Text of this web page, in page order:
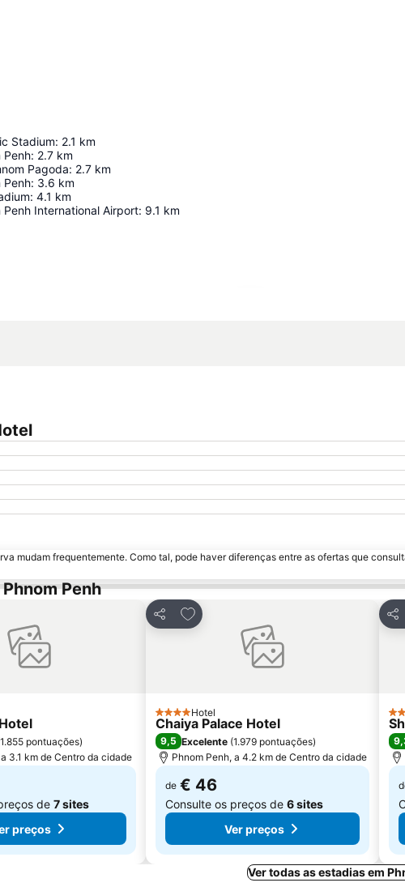
Stadium: 2.1 km
Penh: 2.7 km
Pagoda: 2.7 km
Penh: 3.6 km
: 4.1 km
Penh International Airport: 9.1 km
mudam frequentemente. Como tal, pode haver diferenças entre as ofertas que
Penh
aos favoritos
1.855 pontuações)
3.1 km de Centro da cidade
de 7 sites
preços
Partilhar
Adicionar aos favoritos
4 Estrelas
Hotel
Chaiya Palace Hotel
9,5 Excelente (1.979 pontuações)
Phnom Penh, a 4.2 km de Centro da cidade
de € 46
Consulte os preços de 6 sites
Ver preços
5
Ver todas as estadias em